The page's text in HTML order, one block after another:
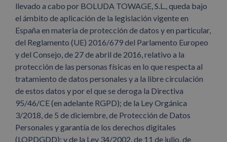
llevado a cabo por BOLUDA TOWAGE, S.L., queda bajo
el ámbito de aplicación de la legislación vigente en
España en materia de protección de datos y en particular,
del Reglamento (UE) 2016/679 del Parlamento Europeo
y del Consejo, de 27 de abril de 2016, relativo a la
protección de las personas físicas en lo que respecta al
tratamiento de datos personales y a la libre circulación
de estos datos y por el que se deroga la Directiva
95/46/CE (en adelante RGPD); de la Ley Orgánica
3/2018, de 5 de diciembre, de Protección de Datos
Personales y garantía de los derechos digitales
(LOPDGDD); y de la Ley 34/2002, de 11 de julio, de